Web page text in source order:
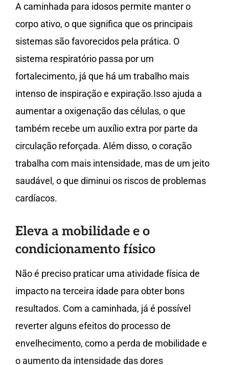
A caminhada para idosos permite manter o
corpo ativo, o que significa que os principais
sistemas são favorecidos pela prática. O
sistema respiratório passa por um
fortalecimento, já que há um trabalho mais
intenso de inspiração e expiração.Isso ajuda a
aumentar a oxigenação das células, o que
também recebe um auxílio extra por parte da
circulação reforçada. Além disso, o coração
trabalha com mais intensidade, mas de um jeito
saudável, o que diminui os riscos de problemas
cardíacos.
Eleva a mobilidade e o
condicionamento físico
Não é preciso praticar uma atividade física de
impacto na terceira idade para obter bons
resultados. Com a caminhada, já é possível
reverter alguns efeitos do processo de
envelhecimento, como a perda de mobilidade e
o aumento da intensidade das dores